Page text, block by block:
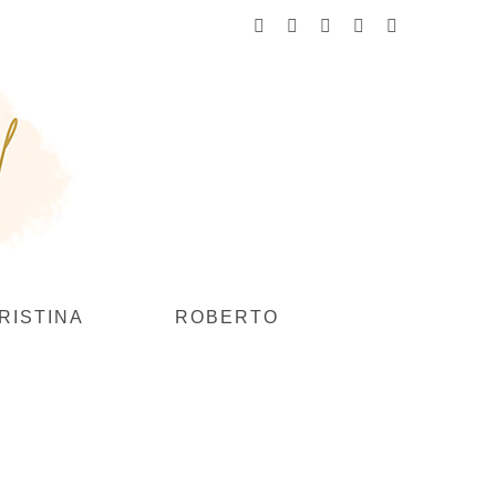
FacebookInstagramYouTube
Flickr
ROBERTO